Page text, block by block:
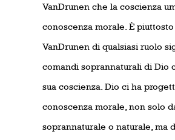
VanDrunen che la coscienza
conoscenza morale. È
VanDrunen di qualsiasi ruolo
comandi soprannaturali di Dio
sua coscienza. Dio ci ha
conoscenza morale, non solo
soprannaturale o naturale, ma